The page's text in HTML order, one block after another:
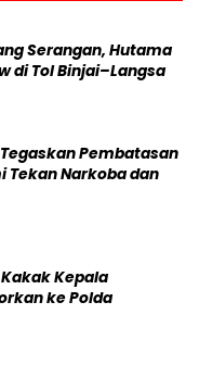
Serangan, Hutama
di Tol Binjai–Langsa
Pembatasan
Tekan Narkoba dan
Kepala
ke Polda